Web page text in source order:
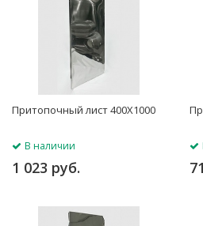
Притопочный лист 400Х1000
В наличии
1 023 руб.